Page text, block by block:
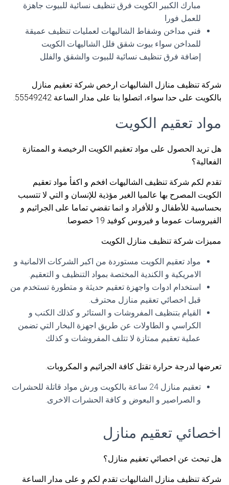
مبارك الكبير الكويت فرق تنظيف نسائية للبيوت جاهزة
للعمل فورا
فني مداخن وشفاط الشاليهات لعمليات تنظيف عميقة
للمداخن سواء بيوت شقق فلل الشاليهات الكويت
إضافة فرق تنظيف نسائية للبيوت والشقق والفلل
شركة تنظيف منازل الشاليهات ارخص شركة تعقيم منازل
بالكويت على حدا سواء، اتصلوا بنا على مدار الساعة 55549242.
مواد تعقيم الكويت
هل تريد الحصول على مواد تعقيم الكويت الرخيصة و الممتازة
الفعالية؟
تقدم لكم شركة تنظيف الشاليهات افخم و اكفأ مواد تعقيم
الكويت المصرح بها عالميا الغير مؤذية للإنسان و التي لا تتسبب
بحساسية للأطفال و للأفراد و انما تقضي تماما على الجراثيم و
الفيروسات عموما و فيروس كوفيد 19 خصوصا.
مميزات شركة تنظيف منازل الكويت
مواد تعقيم الكويت مستوردة من اكبر الشركات الالمانية و
الامريكية و الكندية المختصة بمواد التنظيف و التعقيم.
استخدام ادوات واجهزة تعقيم حديثة و متطورة تستخدم من
قبل اخصائي تعقيم منازل محترف.
القيام بتنظيف المفروشات و الستائر و كذلك الكنب و
الكراسي و الطاولات عن طريق اجهزة البخار التي تضمن
عملية تعقيم ممتازة لا تتلف المفروشات و كذلك
تعرضها لدرجة حرارة تقتل كافة الجراثيم و المكروبات.
تعقيم منازل 24 ساعة بالكويت ورش مواد قاتلة للحشرات
و الصراصير و البعوض و كافة الحشرات الاخرى.
اخصائي تعقيم منازل
هل تبحث عن اخصائي تعقيم منازل؟
شركة تنظيف منازل الشاليهات تقدم لكم و على مدار الساعة